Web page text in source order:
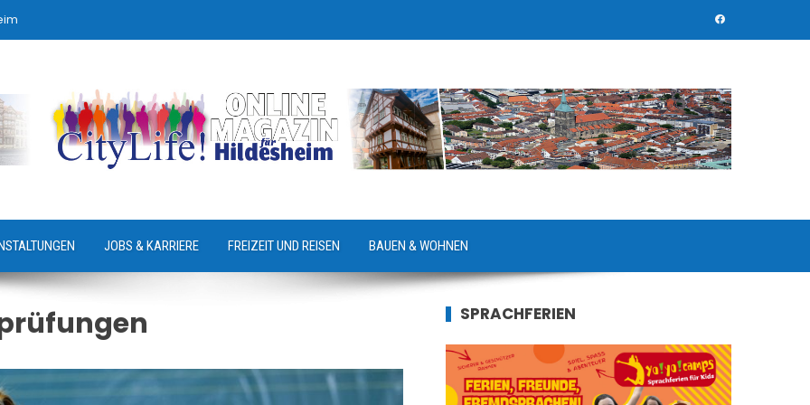
JOBS & KARRIERE FREIZEIT UND REISEN BAUEN & WOHNEN
SPRACHFERIEN